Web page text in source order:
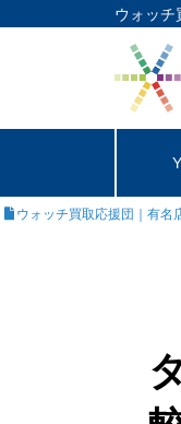
ウォッチ
ウォッチ買取応援団｜有名